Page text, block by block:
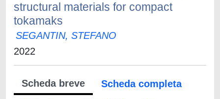
structural materials for compact
tokamaks
SEGANTIN, STEFANO
2022
Scheda breve
Scheda completa